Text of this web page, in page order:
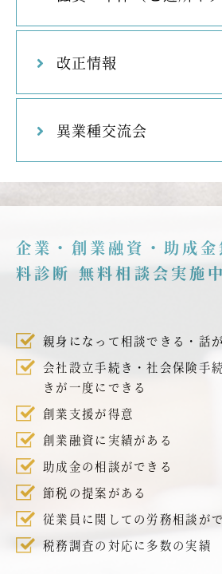
改正情報
異業種交流会
企業・創業融資・助成金
料診断 無料相談会実施中
親身になって相談できる・話
会社設立手続き・社会保険手
きが一度にできる
創業支援が得意
創業融資に実績がある
助成金の相談ができる
節税の提案がある
従業員に関しての労務相談が
税務調査の対応に多数の実績